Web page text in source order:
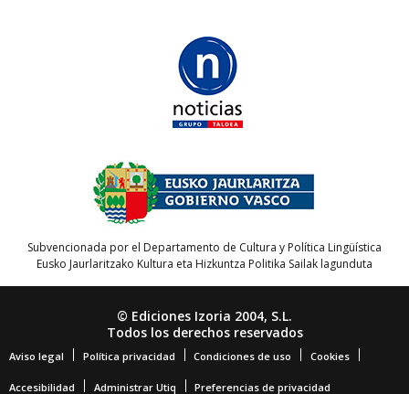
Subvencionada por el Departamento de Cultura y Política Lingüística
Eusko Jaurlaritzako Kultura eta Hizkuntza Politika Sailak lagunduta
© Ediciones Izoria 2004, S.L.
Todos los derechos reservados
Aviso legal Política privacidad Condiciones de uso Cookies
Accesibilidad Administrar Utiq Preferencias de privacidad